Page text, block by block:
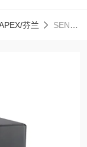
芬兰 SENSAPEX 8 通道移液器清洁的压力控制